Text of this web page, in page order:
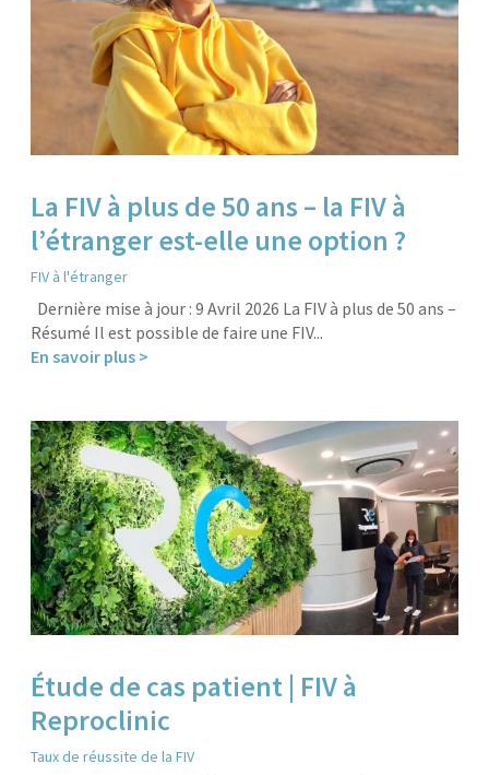
La FIV à plus de 50 ans – la FIV à
l’étranger est-elle une option ?
FIV à l'étranger
Dernière mise à jour : 9 Avril 2026 La FIV à plus de 50 ans –
Résumé Il est possible de faire une FIV...
En savoir plus >
Étude de cas patient | FIV à
Reproclinic
Taux de réussite de la FIV